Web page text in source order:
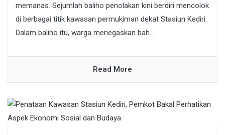
memanas. Sejumlah baliho penolakan kini berdiri mencolok
di berbagai titik kawasan permukiman dekat Stasiun Kediri.
Dalam baliho itu, warga menegaskan bah...
Read More